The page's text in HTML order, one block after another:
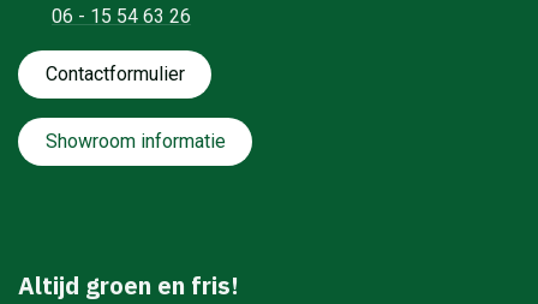
06 - 15 54 63 26
Contactformulie​​​​​​​​r
Showroom informatie
Altijd groen en fris!